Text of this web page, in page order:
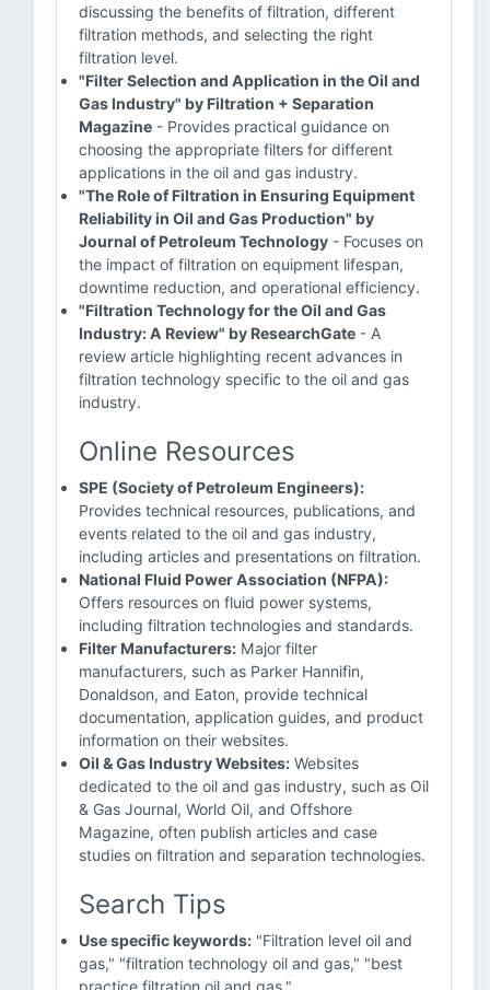
discussing the benefits of filtration, different
filtration methods, and selecting the right
filtration level.
"Filter Selection and Application in the Oil and
Gas Industry" by Filtration + Separation
Magazine - Provides practical guidance on
choosing the appropriate filters for different
applications in the oil and gas industry.
"The Role of Filtration in Ensuring Equipment
Reliability in Oil and Gas Production" by
Journal of Petroleum Technology - Focuses on
the impact of filtration on equipment lifespan,
downtime reduction, and operational efficiency.
"Filtration Technology for the Oil and Gas
Industry: A Review" by ResearchGate - A
review article highlighting recent advances in
filtration technology specific to the oil and gas
industry.
Online Resources
SPE (Society of Petroleum Engineers):
Provides technical resources, publications, and
events related to the oil and gas industry,
including articles and presentations on filtration.
National Fluid Power Association (NFPA):
Offers resources on fluid power systems,
including filtration technologies and standards.
Filter Manufacturers: Major filter
manufacturers, such as Parker Hannifin,
Donaldson, and Eaton, provide technical
documentation, application guides, and product
information on their websites.
Oil & Gas Industry Websites: Websites
dedicated to the oil and gas industry, such as Oil
& Gas Journal, World Oil, and Offshore
Magazine, often publish articles and case
studies on filtration and separation technologies.
Search Tips
Use specific keywords: "Filtration level oil and
gas," "filtration technology oil and gas," "best
practice filtration oil and gas."